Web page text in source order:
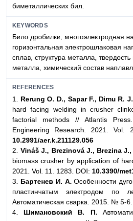
биметаллических бил.
KEYWORDS
Било дробилки, многоэлектродная
горизонтальная электрошлаковая
сплав, структура металла,
металла, химический состав
REFERENCES
1. Rerung O. D., Sapar F., Dimu R. J.
hard facing welding in crusher
factorial methods // Atlantis
Engineering Research. 2021. Vol.
10.2991/aer.k.211129.056
2. Vináš J., Brezinová J., Brezina J.,
biomass crusher by application of
2021. Vol. 11. 1283. DOI: 10.3390/
3. Бартенев И. А. Особенности
пластинчатым электродом по
Автоматическая сварка. 2015. № 5-
4. Шимановский В. П.